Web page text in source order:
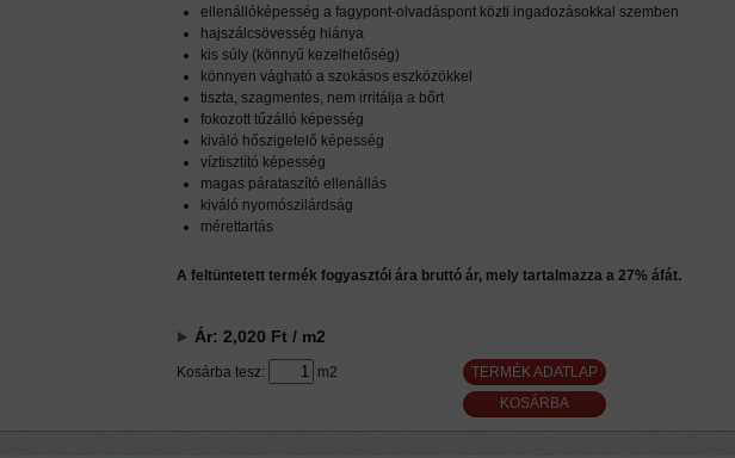
ellenállóképesség a fagypont-olvadáspont közti ingadozásokkal szemben
hajszálcsövesség hiánya
kis súly (könnyű kezelhetőség)
könnyen vágható a szokásos eszközökkel
tiszta, szagmentes, nem irritálja a bőrt
fokozott tűzálló képesség
kiváló hőszigetelő képesség
víztisztító képesség
magas párataszító ellenállás
kiváló nyomószilárdság
mérettartás
A feltüntetett termék fogyasztói ára bruttó ár, mely tartalmazza a 27% áfát.
Ár: 2,020 Ft / m2
Kosárba tesz: m2 TERMÉK ADATLAP